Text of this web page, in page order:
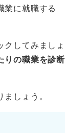
派遣会社の
業に就職する
クしてみましょ
りの職業を診断
しょう。